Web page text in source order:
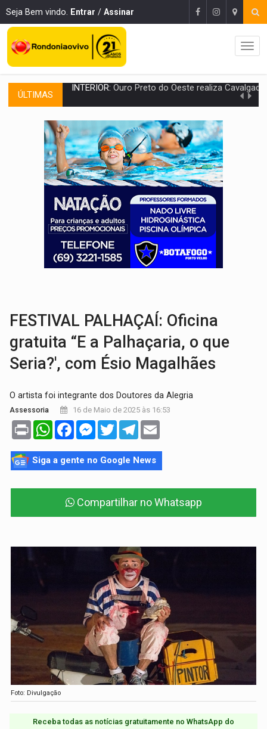
Seja Bem vindo. Entrar / Assinar
ÚLTIMAS Ideb avança nos anos iniciais do ensino
VULGO 'UNIÃO':Chefe de facção criminosa é preso durante
Publicação Legal:CONVOCAÇÃO DAS ELEIÇÕES:
RO EMPREENDEDORA:2ª edição da feira começa nesta quinta-feira (6) no
FORTALECIMENTO: Contratação de novos servidores reforça equipes do Cad
VÍDEO:Condutor de carro avança cruzamento e deixa
'OS OLHOS DO BRASIL':Emanuel Neri transforma indignação e esperança em
SOB INVESTIGAÇÃO:Dentista de PVH é denunciado por transmitir HIV
Ouro Preto do Oeste realiza Cavalgada da Expo Show
FESTIVAL PALHAÇAÍ: Oficina
gratuita “E a Palhaçaria, o que
Seria?', com Ésio Magalhães
O artista foi integrante dos Doutores da Alegria
Assessoria 16 de Maio de 2025 às 16:53
Print WhatsAppFacebookMessenger
TwitterTelegram
Siga a gente no Google News
Compartilhar no Whatsapp
Foto: Divulgação
Receba todas as notícias gratuitamente no WhatsApp do